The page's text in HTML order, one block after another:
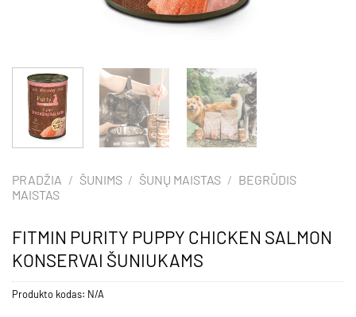
PRADŽIA / ŠUNIMS / ŠUNŲ MAISTAS / BEGRŪDIS
MAISTAS
FITMIN PURITY PUPPY CHICKEN SALMON
KONSERVAI ŠUNIUKAMS
Produkto kodas: N/A